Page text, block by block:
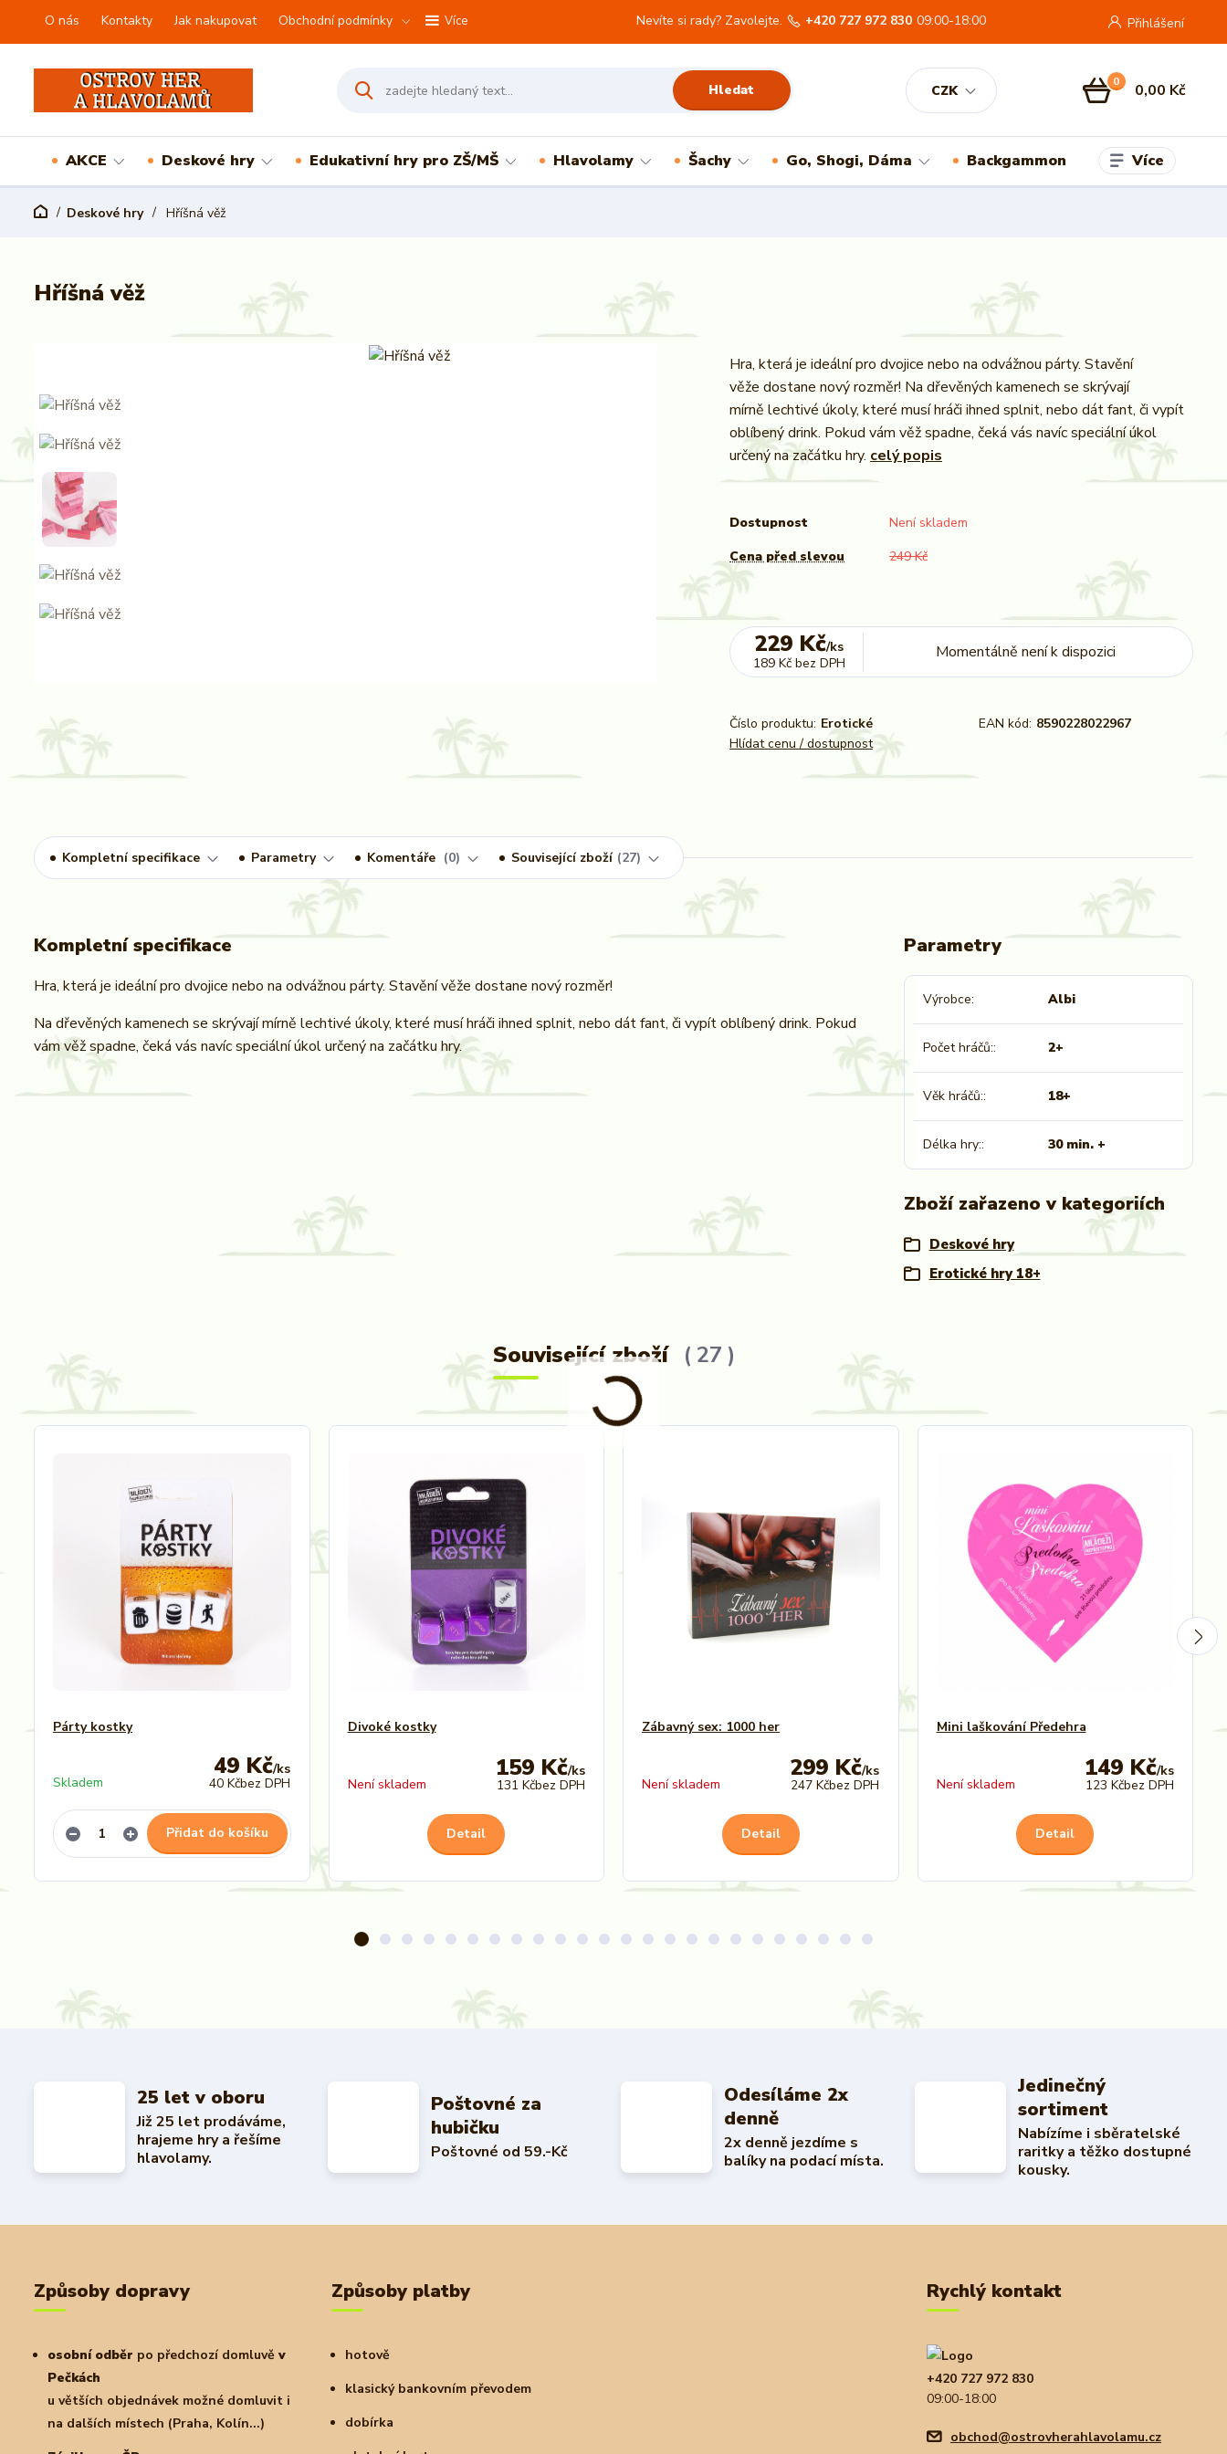
O nás Kontakty Jak nakupovat Obchodní podmínky Více
CZK
Přihlášení
Hledat
Nevíte si rady? Zavolejte. +420 727 972 830 09:00-18:00
0 0,00 Kč
AKCE Deskové hry Edukativní hry pro ZŠ/MŠ Hlavolamy Šachy Go, Shogi, Dáma Backgammon Více
Deskové hry Hříšná věž
Hříšná věž
Hra, která je ideální pro dvojice nebo na odvážnou párty. Stavění
věže dostane nový rozměr! Na dřevěných kamenech se skrývají
mírně lechtivé úkoly, které musí hráči ihned splnit, nebo dát fant, či vypít
oblíbený drink. Pokud vám věž spadne, čeká vás navíc speciální úkol
určený na začátku hry. celý popis
Dostupnost
Není skladem
Cena před slevou
249 Kč
229 Kč/ks
189 Kč bez DPH
Momentálně není k dispozici
Číslo produktu: Erotické EAN kód: 8590228022967
Hlídat cenu / dostupnost
Kompletní specifikace Parametry Komentáře 0 Související zboží 27
Kompletní specifikace
Hra, která je ideální pro dvojice nebo na odvážnou párty. Stavění věže dostane nový rozměr!
Na dřevěných kamenech se skrývají mírně lechtivé úkoly, které musí hráči ihned splnit, nebo dát fant, či vypít oblíbený drink. Pokud
vám věž spadne, čeká vás navíc speciální úkol určený na začátku hry.
Parametry
Výrobce Albi
Počet hráčů: 2+
Věk hráčů: 18+
Délka hry: 30 min. +
Zboží zařazeno v kategoriích
Deskové hry
Erotické hry 18+
Související zboží 27
Párty kostky
49 Kč/ks
40 Kčbez DPH
Skladem
Přidat do košíku
Divoké kostky
159 Kč/ks
131 Kčbez DPH
Není skladem
Detail
Zábavný sex: 1000 her
299 Kč/ks
247 Kčbez DPH
Není skladem
Detail
Mini laškování Předehra
149 Kč/ks
123 Kčbez DPH
Není skladem
Detail
25 let v oboru
Již 25 let prodáváme,
hrajeme hry a řešíme
hlavolamy.
Poštovné za
hubičku
Poštovné od 59.-Kč
Odesíláme 2x
denně
2x denně jezdíme s
balíky na podací místa.
Jedinečný
sortiment
Nabízíme i sběratelské
raritky a těžko dostupné
kousky.
Způsoby dopravy
osobní odběr po předchozí domluvě v
Pečkách
u větších objednávek možné domluvit i
na dalších místech (Praha, Kolín...)
Způsoby platby
hotově
klasický bankovním převodem
dobírka
Rychlý kontakt
+420 727 972 830
09:00-18:00
obchod@ostrovherahlavolamu.cz